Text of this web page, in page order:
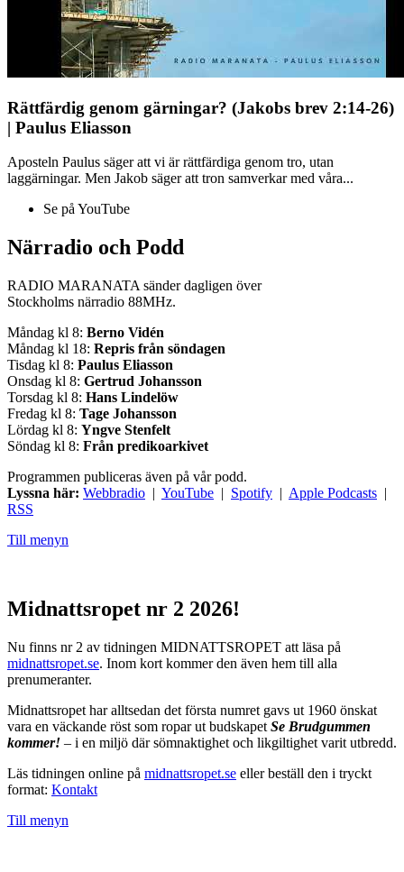
Rättfärdig genom gärningar? (Jakobs brev 2:14-26)
| Paulus Eliasson
Aposteln Paulus säger att vi är rättfärdiga genom tro, utan
laggärningar. Men Jakob säger att tron samverkar med våra...
Se på YouTube
Närradio och Podd
RADIO MARANATA sänder dagligen över
Stockholms närradio 88MHz.
Måndag kl 8: Berno Vidén
Måndag kl 18: Repris från söndagen
Tisdag kl 8: Paulus Eliasson
Onsdag kl 8: Gertrud Johansson
Torsdag kl 8: Hans Lindelöw
Fredag kl 8: Tage Johansson
Lördag kl 8: Yngve Stenfelt
Söndag kl 8: Från predikoarkivet
Programmen publiceras även på vår podd.
Lyssna här: Webbradio | YouTube | Spotify | Apple Podcasts |
RSS
Till menyn
Midnattsropet nr 2 2026!
Nu finns nr 2 av tidningen MIDNATTSROPET att läsa på
midnattsropet.se. Inom kort kommer den även hem till alla
prenumeranter.
Midnattsropet har alltsedan det första numret gavs ut 1960 önskat
vara en väckande röst som ropar ut budskapet Se Brudgummen
kommer! – i en miljö där sömnaktighet och likgiltighet varit utbredd.
Läs tidningen online på midnattsropet.se eller beställ den i tryckt
format: Kontakt
Till menyn